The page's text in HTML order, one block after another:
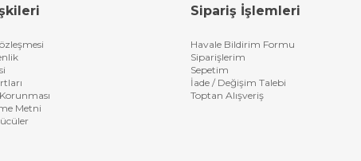
Metni
Sipariş İşlemleri
Havale Bildirim Formu
Siparişlerim
Sepetim
İade / Değişim Talebi
Toptan Alışveriş